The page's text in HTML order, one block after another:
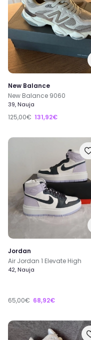
New Balance
New Balance 9060
39, Nauja
125,00€ 131,92€
Jordan
Air Jordan 1 Elevate High
42, Nauja
65,00€ 68,92€